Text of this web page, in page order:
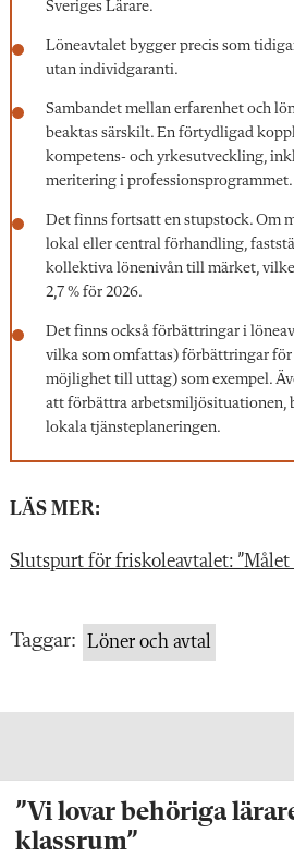
Sveriges Lärare.
Löneavtalet bygger precis som
utan individgaranti.
Sambandet mellan erfarenhet och
beaktas särskilt. En förtydligad
kompetens- och yrkesutveckling,
meritering i professionsprogrammet.
Det finns fortsatt en stupstock. Om
lokal eller central förhandling,
kollektiva lönenivån till märket,
2,7 % för 2026.
Det finns också förbättringar i
vilka som omfattas) förbättringar
möjlighet till uttag) som exempel.
att förbättra arbetsmiljösituationen,
lokala tjänsteplaneringen.
LÄS MER:
Slutspurt för friskoleavtalet: ”Målet
Taggar: Löner och avtal
”Vi lovar behöriga
klassrum”